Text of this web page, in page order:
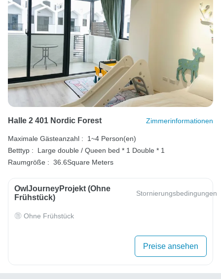
Halle 2 401 Nordic Forest Zimmerinformationen
Maximale Gästeanzahl :
1~4 Person(en)
Betttyp :
Large double / Queen bed * 1 Double * 1
Raumgröße : 36.6Square Meters
OwlJourneyProjekt (ohne
Frühstück)
Stornierungsbedingungen
Ohne Frühstück
Preise ansehen